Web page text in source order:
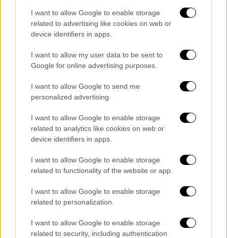
I want to allow Google to enable storage
related to advertising like cookies on web or
device identifiers in apps.
I want to allow my user data to be sent to
Google for online advertising purposes.
I want to allow Google to send me
personalized advertising.
I want to allow Google to enable storage
related to analytics like cookies on web or
device identifiers in apps.
I want to allow Google to enable storage
related to functionality of the website or app.
I want to allow Google to enable storage
related to personalization.
I want to allow Google to enable storage
related to security, including authentication
«Εμείς θεωρούσαμε ότι σε ορισμένες
περιοχές έπρεπε να υπάρχει πλήρης
απαγόρευση κυκλοφορίας. Η
Αποκεντρωμένη κινήθηκε στο γράμμα του
νόμου και μας είπε ότι δεν έχουμε αυτή τη
δυνατότητα», ανέφερε χαρακτηριστικά η κ.
Ευαγγελίδου.
προέβλεπαν πιο άμεσες παρεμβάσεις της
δημοτικής αστυνομίας, όπως η δυνατότητα
ακινητοποίησης πατινιών με κλείδωμα
τροχών, κάτι που είχε ζητηθεί από γονείς
στο πλαίσιο της δημόσιας διαβούλευσης ή η
ευκολότερη απομάκρυνσή τους από
πεζοδρόμια και κοινόχρηστους χώρους.
Την εξαιρετικά περιορισμένη δυνατότητα
παρέμβασης του δήμου ανέλυσε και ο ίδιος ο